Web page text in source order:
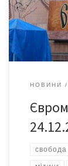
Тетяни
НОВИНИ
cвобода